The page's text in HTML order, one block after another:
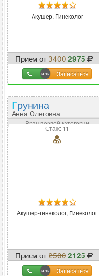
Акушер, Гинеколог
Прием от34002975 -
13%
Записаться
Грунина
Анна Олеговна
Врач первой категории
Стаж: 11
Акушер-гинеколог, Гинеколог
Прием от25002125 -
15%
Записаться